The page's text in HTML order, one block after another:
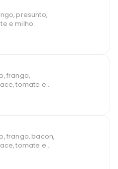
presunto,
e milho.
frango,
tomate e
frango, bacon,
tomate e